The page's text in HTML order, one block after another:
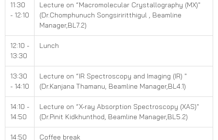
11:30
- 12:10
Lecture on “Macromolecular Crystallography (MX)"
(Dr.Chomphunuch Songsiriritthigul , Beamline
Manager,BL7.2)
12:10 -
13:30
Lunch
13:30
- 14:10
Lecture on “IR Spectroscopy and Imaging (IR) "
(Dr.Kanjana Thamanu, Beamline Manager,BL4.1)
14:10 -
14:50
Lecture on “X-ray Absorption Spectroscopy (XAS)"
(Dr.Pinit Kidkhunthod, Beamline Manager,BL5.2)
14:50
Coffee break